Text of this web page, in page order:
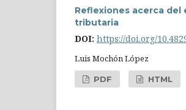
Reflexiones acerca
tributaria
DOI: https://doi.org/
Luis Mochón López
PDF HTML